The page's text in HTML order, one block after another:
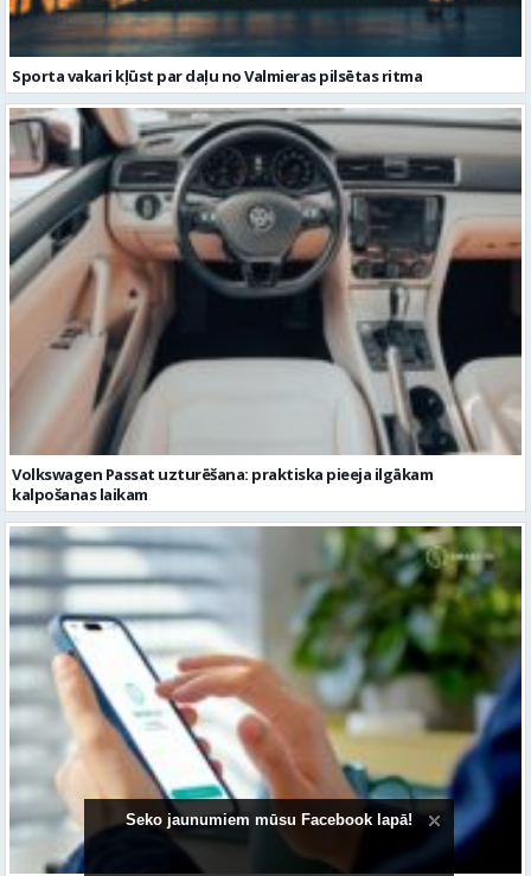
Volkswagen Passat uzturēšana: praktiska pieeja ilgākam
kalpošanas laikam
Pievienojies vairāk kā 1,2 miljoniem digitālās identitātes Smart-ID
lietotājiem
Seko jaunumiem mūsu Facebook lapā!